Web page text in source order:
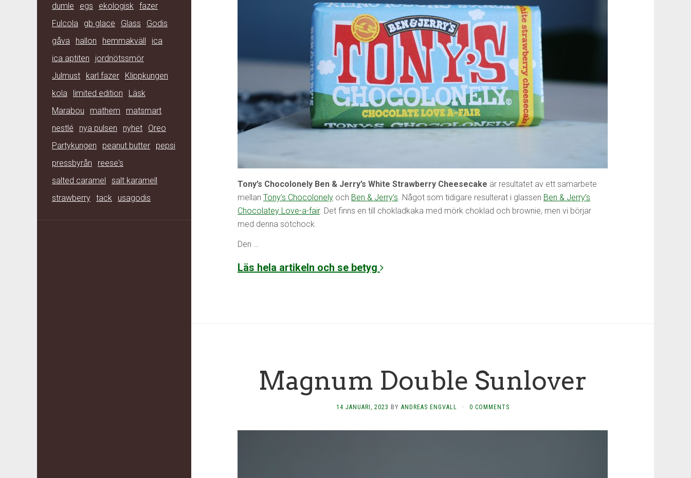
dumle
egs ekologisk fazer
Fulcola
gb glace Glass
Godis
gåva
hallon hemmakväll
ica
ica aptiten
jordnötssmör
Julmust
karl fazer
Klippkungen
kola
limited edition
Läsk
Marabou
mathem
matsmart
nestlé
nya pulsen nyhet
Oreo
Partykungen
peanut butter
pepsi
pressbyrån
reese's
salted caramel
salt karamell
strawberry tack usagodis
Tony’s Chocolonely Ben & Jerry’s White Strawberry Cheesecake är resultatet av ett samarbete
mellan Tony’s Chocolonely och Ben & Jerry’s. Något som tidigare resulterat i glassen Ben & Jerry’s
Chocolatey Love-a-fair. Det finns en till chokladkaka med mörk choklad och brownie, men vi börjar
med denna sötchock.
Den …
Läs hela artikeln och se betyg
Magnum Double Sunlover
14 JANUARI, 2023 BY ANDREAS ENGVALL · 0 COMMENTS